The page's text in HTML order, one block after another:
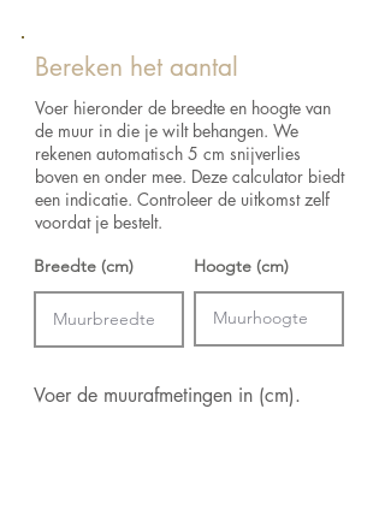
Breedte: 52 cm
Afmetingen:
Rol van 10 m x 0.52 m = 5.2
m²
retourbeleid voor de retourvoorwaarden.
Bereken het aantal
Voer hieronder de breedte en hoogte van
de muur in die je wilt behangen. We
rekenen automatisch 5 cm snijverlies
boven en onder mee. Deze calculator biedt
een indicatie. Controleer de uitkomst zelf
voordat je bestelt.
Breedte (cm) Hoogte (cm)
Voer de muurafmetingen in (cm).